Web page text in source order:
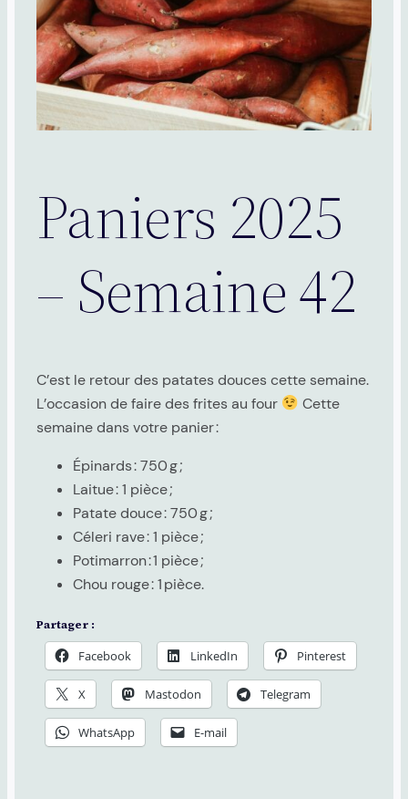
Paniers 2025
– Semaine 42
C’est le retour des patates douces cette semaine.
L’occasion de faire des frites au four
Cette
semaine dans votre panier :
Épinards : 750 g ;
Laitue : 1 pièce ;
Patate douce : 750 g ;
Céleri rave : 1 pièce ;
Potimarron : 1 pièce ;
Chou rouge : 1 pièce.
Partager :
Facebook LinkedIn Pinterest
X Mastodon Telegram
WhatsApp E-mail